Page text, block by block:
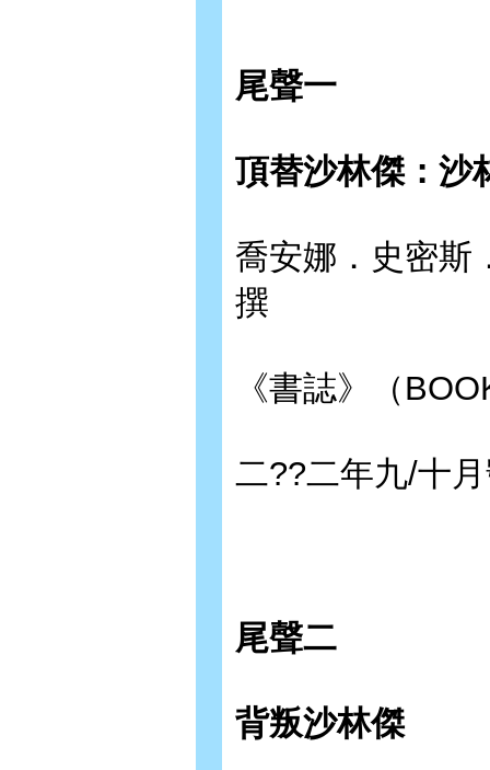
尾聲一
頂替沙林傑：沙
喬安娜．史密斯
撰
《書誌》（
二??二年九/十
尾聲二
背叛沙林傑